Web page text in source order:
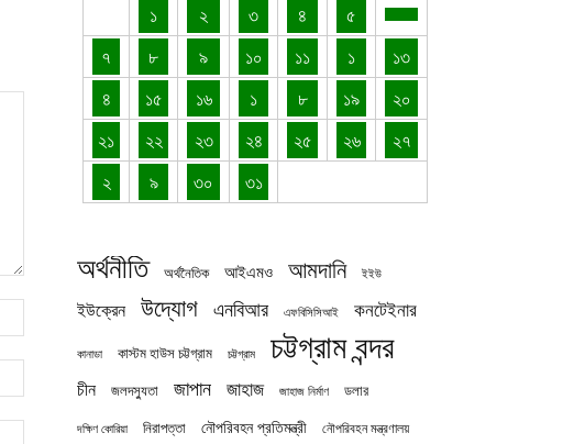
১ ২ ৩ ৪
৫
৭
৮ ৯ ১০ ১১ ১
১৩
৪
১৫ ১৬ ১ ৮ ১৯
২০
২১
২২ ২৩ ২৪ ২৫ ২৬
২৭
২
৯ ৩০ ৩১
অর্থনীতি অর্থনৈতিক আইএমও আমদানি ইইউ
ইউক্রেন উদ্যোগ এনবিআর এফবিসিসিআই কনটেইনার
কানাডা কাস্টম হাউস চট্টগ্রাম চট্টগ্রাম চট্টগ্রাম বন্দর
চীন জলদস্যুতা জাপান জাহাজ জাহাজ নির্মাণ ডলার
দক্ষিণ কোরিয়া নিরাপত্তা নৌপরিবহন প্রতিমন্ত্রী নৌপরিবহন মন্ত্রণালয়